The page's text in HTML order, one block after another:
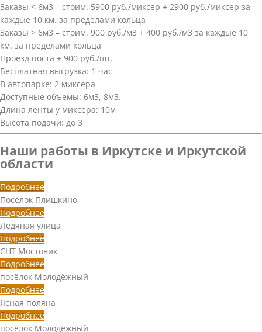
Заказы < 6м3 – стоим. 5900 руб./миксер + 2900 руб./миксер за
каждые 10 км. за пределами кольца
Заказы > 6м3 – стоим. 900 руб./м3 + 400 руб./м3 за каждые 10
км. за пределами кольца
Проезд поста + 900 руб./шт.
Бесплатная выгрузка: 1 час
В автопарке: 2 миксера
Доступные объемы: 6м3, 8м3.
Длина ленты у миксера: 10м
Высота подачи: до 3
Наши работы в Иркутске и Иркутской
области
Подробнее
Посёлок Плишкино
Подробнее
Ледяная улица
Подробнее
СНТ Мостовик
Подробнее
посёлок Молодёжный
Подробнее
Ясная поляна
Подробнее
посёлок Молодёжный